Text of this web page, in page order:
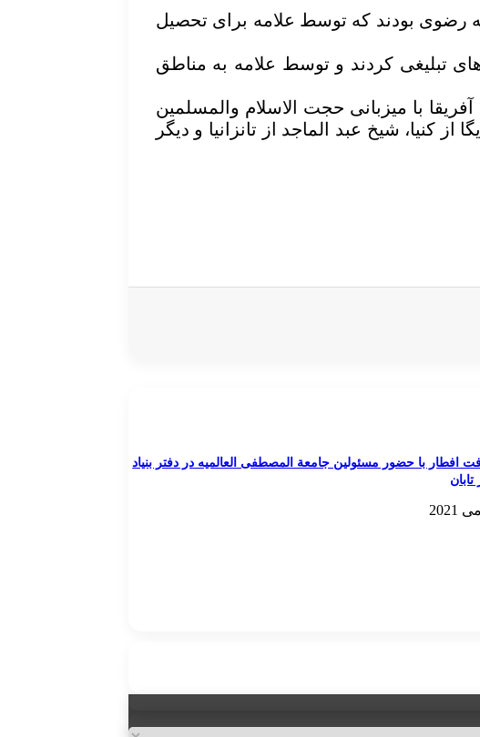
علامه رضوی بودند که توسط علامه برای تحصیل
تبلیغی کردند و توسط علامه به مناطق
با میزبانی حجت الاسلام والمسلمین
شیخ عبد الماجد از تانزانیا و دیگر
افطار با حضور مسئولین جامعة المصطفی العالمیه در دفتر بنیاد
تابان